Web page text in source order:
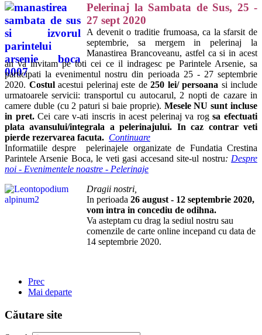
Pelerinaj la Sambata de Sus, 25 -
27 sept 2020
A devenit o traditie frumoasa, ca la sfarsit de
septembrie, sa mergem in pelerinaj la
Manastirea Brancoveanu, astfel ca si in acest
an va invitam pe toti cei ce il indragesc pe Parintele Arsenie, sa
participati la evenimentul nostru din perioada 25 - 27 septembrie
2020. Costulacestui pelerinaj este de 250 lei/ persoana si include
urmatoarele servicii: transportul cu autocarul, 2 nopti de cazare in
camere duble (cu 2 paturi si baie proprie). Mesele NU sunt incluse
in pret.Cei care v-ati inscris in acest pelerinaj va rogsa efectuati
plata avansului/integrala a pelerinajului. In caz contrar veti
pierde rezervarea facuta. Continuare
Informatiile despre pelerinajele organizate de Fundatia Crestina
Parintele Arsenie Boca, le veti gasi accesand site-ul nostru: Despre
noi - Evenimentele noastre - Pelerinaje
Dragii nostri,
In perioada 26 august - 12 septembrie 2020,
vom intra in concediu de odihna.
Va asteptam cu drag la sediul nostru sau
comenzile de carte online incepand cu data de
14 septembrie 2020.
Prec
Mai departe
Căutare site